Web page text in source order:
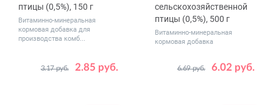
птицы (0,5%), 150 г
Витаминно-минеральная
кормовая добавка для
производства комб...
2.85 руб.
3.17 руб.
сельскохозяйственной
птицы (0,5%), 500 г
Витаминно-минеральная
кормовая добавка
6.02 руб.
6.69 руб.